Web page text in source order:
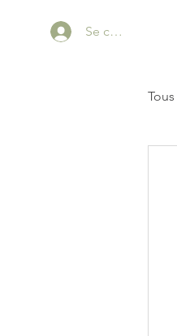
Se connecter